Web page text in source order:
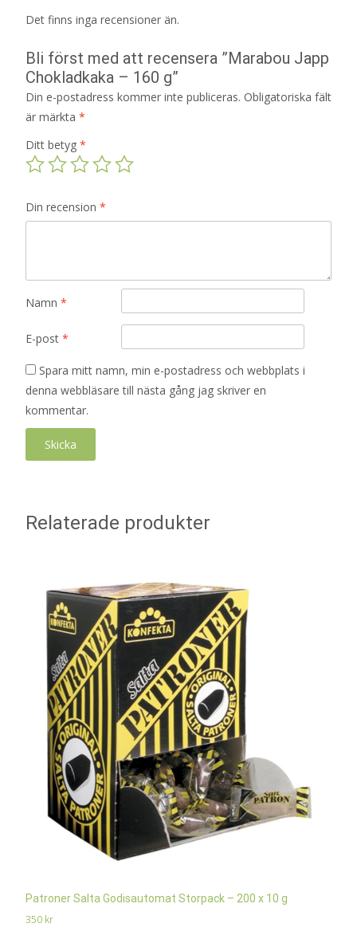
Det finns inga recensioner än.
Bli först med att recensera ”Marabou Japp
Chokladkaka – 160 g”
Din e-postadress kommer inte publiceras. Obligatoriska fält
är märkta *
Ditt betyg *
Din recension *
Namn *
E-post *
Spara mitt namn, min e-postadress och webbplats i
denna webbläsare till nästa gång jag skriver en
kommentar.
Relaterade produkter
Patroner Salta Godisautomat Storpack – 200 x 10 g
350 kr